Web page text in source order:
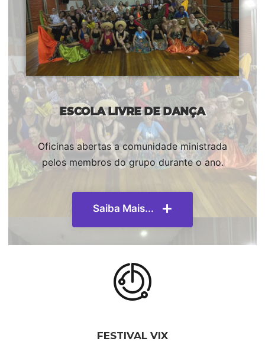
ESCOLA LIVRE DE DANÇA
Oficinas abertas a comunidade ministrada
pelos membros do grupo durante o ano.
Saiba Mais...
FESTIVAL VIX